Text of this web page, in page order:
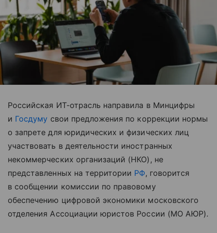
Российская ИТ-отрасль направила в Минцифры
и Госдуму свои предложения по коррекции нормы
о запрете для юридических и физических лиц
участвовать в деятельности иностранных
некоммерческих организаций (НКО), не
представленных на территории РФ, говорится
в сообщении комиссии по правовому
обеспечению цифровой экономики московского
отделения Ассоциации юристов России (МО АЮР).